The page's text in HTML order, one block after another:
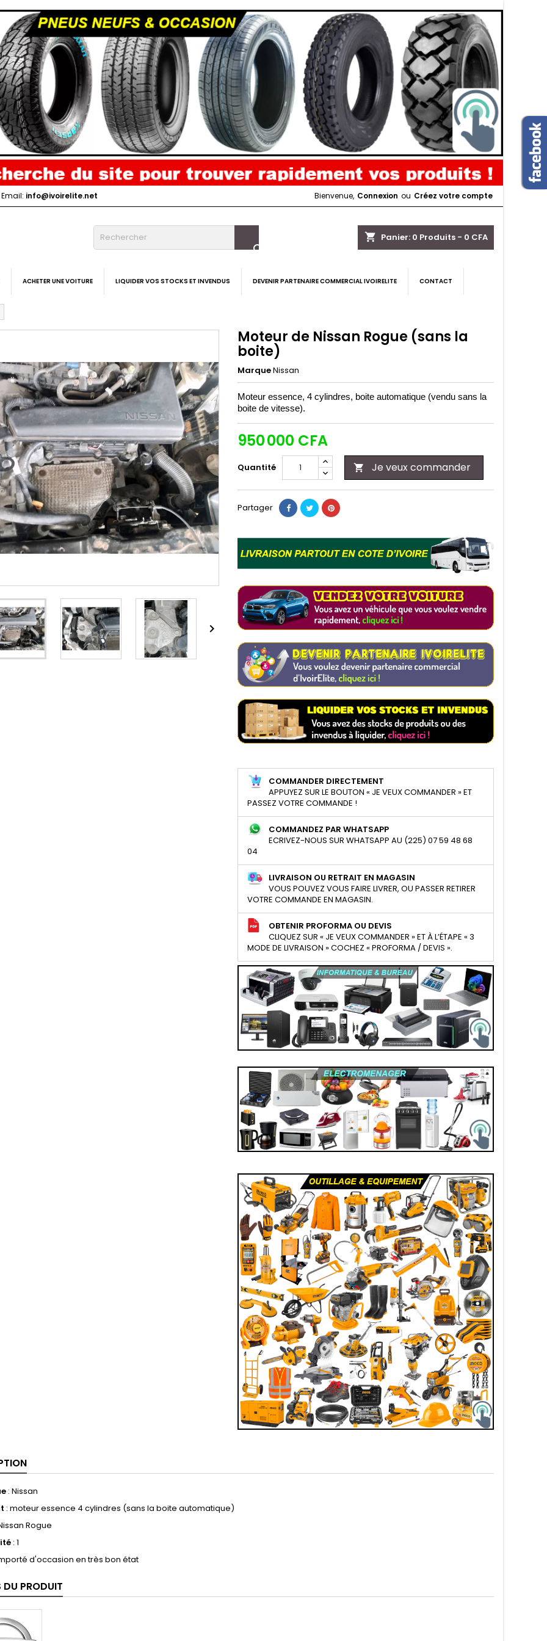
Email: info@ivoirelite.net Bienvenue, Connexion ou Créez votre compte
shopping_cart Panier: 0 Produits - 0 CFA

ACHETER UNE VOITURE LIQUIDER VOS STOCKS ET INVENDUS DEVENIR PARTENAIRE COMMERCIAL IVOIRELITE CONTACT

Moteur de Nissan Rogue (sans la
boite)
MarqueNissan
Moteur essence, 4 cylindres, boite automatique (vendu sans la
boite de vitesse).
950 000 CFA
Quantité  Je veux commander
Partager
COMMANDER DIRECTEMENT
APPUYEZ SUR LE BOUTON « JE VEUX COMMANDER » ET
PASSEZ VOTRE COMMANDE !
COMMANDEZ PAR WHATSAPP
ECRIVEZ-NOUS SUR WHATSAPP AU (225) 07 59 48 68
04
LIVRAISON OU RETRAIT EN MAGASIN
VOUS POUVEZ VOUS FAIRE LIVRER, OU PASSER RETIRER
VOTRE COMMANDE EN MAGASIN.
OBTENIR PROFORMA OU DEVIS
CLIQUEZ SUR « JE VEUX COMMANDER » ET À L’ÉTAPE « 3
MODE DE LIVRAISON » COCHEZ « PROFORMA / DEVIS ».
: Nissan
: moteur essence 4 cylindres (sans la boite automatique)
Rogue
: 1
d'occasion en très bon état
DU PRODUIT